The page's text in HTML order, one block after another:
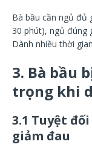
Bà bầu cần ngủ đủ
30 phút), ngủ đúng
Dành nhiều thời
3. Bà bầu
trọng khi
3.1 Tuyệt
giảm đau